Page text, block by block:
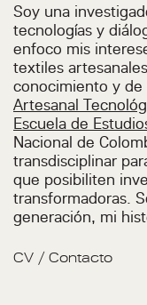
Soy una
tecnologías y
enfoco mis
textiles
conocimiento y
Artesanal
Escuela de
Nacional de
transdisciplinar
que posibiliten
transformadoras.
generación, mi
CV / Contacto